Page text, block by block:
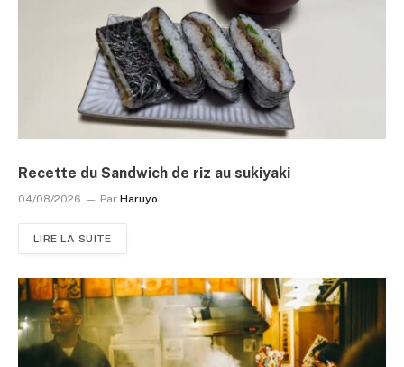
Recette du Sandwich de riz au sukiyaki
04/08/2026 Par Haruyo
LIRE LA SUITE